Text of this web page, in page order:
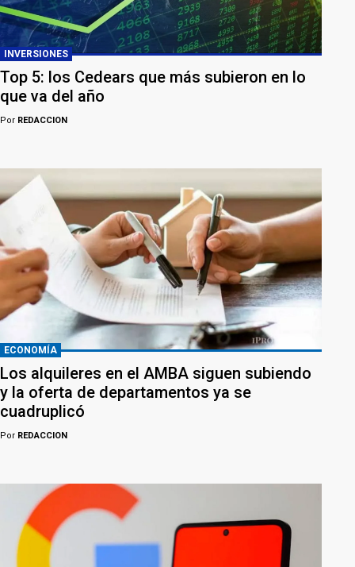
INVERSIONES
Top 5: los Cedears que más subieron en lo
que va del año
Por REDACCION
ECONOMÍA
Los alquileres en el AMBA siguen subiendo
y la oferta de departamentos ya se
cuadruplicó
Por REDACCION